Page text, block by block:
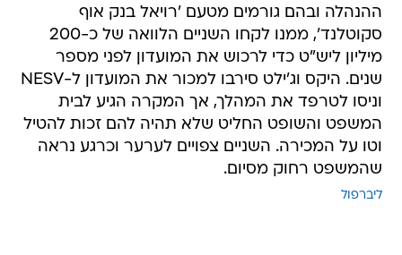
ההנהלה ובהם גורמים מטעם 'רויאל בנק אוף
סקוטלנד', ממנו לקחו השניים הלוואה של כ-200
מיליון ליש"ט כדי לרכוש את המועדון לפני מספר
שנים. היקס וג'ילט סירבו למכור את המועדון ל-NESV
וניסו לטרפד את המהלך, אך המקרה הגיע לבית
המשפט והשופט החליט שלא תהיה להם זכות להטיל
וטו על המכירה. השניים צפויים לערער וכרגע נראה
שהמשפט רחוק מסיום.
ליברפול